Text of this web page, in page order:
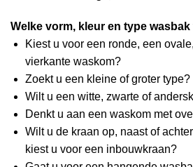
Welke vorm, kleur en type wasbak
Kiest u voor een ronde, een
vierkante waskom?
Zoekt u een kleine of groter type?
Wilt u een witte, zwarte of
Denkt u aan een waskom met
Wilt u de kraan op, naast of
kiest u voor een inbouwkraan?